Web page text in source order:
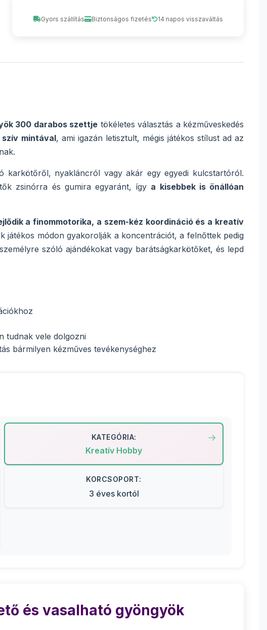
Gyors szállítás Biztonságos fizetés 14 napos visszaváltás
300 darabos szettje tökéletes választás a kézműveskedés
mintával, ami igazán letisztult, mégis játékos stílust ad az
karkötőről, nyakláncról vagy akár egy egyedi kulcstartóról.
zsinórra és gumira egyaránt, így a kisebbek is önállóan
a finommotorika, a szem-kéz koordináció és a kreatív
játékos módon gyakorolják a koncentrációt, a felnőttek pedig
szóló ajándékokat vagy barátságkarkötőket, és lepd
tudnak vele dolgozni
bármilyen kézműves tevékenységhez
KATEGÓRIA:
Kreatív Hobby
KORCSOPORT:
3 éves kortól
és vasalható gyöngyök